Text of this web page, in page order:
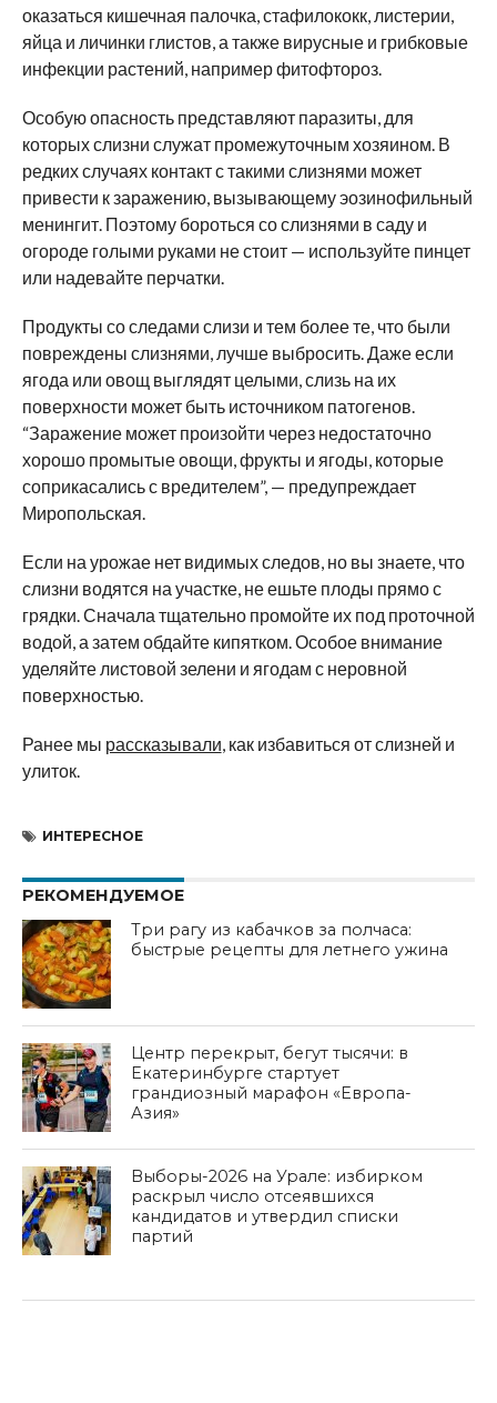
оказаться кишечная палочка, стафилококк, листерии,
яйца и личинки глистов, а также вирусные и грибковые
инфекции растений, например фитофтороз.
Особую опасность представляют паразиты, для
которых слизни служат промежуточным хозяином. В
редких случаях контакт с такими слизнями может
привести к заражению, вызывающему эозинофильный
менингит. Поэтому бороться со слизнями в саду и
огороде голыми руками не стоит — используйте пинцет
или надевайте перчатки.
Продукты со следами слизи и тем более те, что были
повреждены слизнями, лучше выбросить. Даже если
ягода или овощ выглядят целыми, слизь на их
поверхности может быть источником патогенов.
“Заражение может произойти через недостаточно
хорошо промытые овощи, фрукты и ягоды, которые
соприкасались с вредителем”, — предупреждает
Миропольская.
Если на урожае нет видимых следов, но вы знаете, что
слизни водятся на участке, не ешьте плоды прямо с
грядки. Сначала тщательно промойте их под проточной
водой, а затем обдайте кипятком. Особое внимание
уделяйте листовой зелени и ягодам с неровной
поверхностью.
Ранее мы рассказывали, как избавиться от слизней и
улиток.
ИНТЕРЕСНОЕ
РЕКОМЕНДУЕМОЕ
Три рагу из кабачков за полчаса:
быстрые рецепты для летнего ужина
Центр перекрыт, бегут тысячи: в
Екатеринбурге стартует
грандиозный марафон «Европа-
Азия»
Выборы-2026 на Урале: избирком
раскрыл число отсеявшихся
кандидатов и утвердил списки
партий